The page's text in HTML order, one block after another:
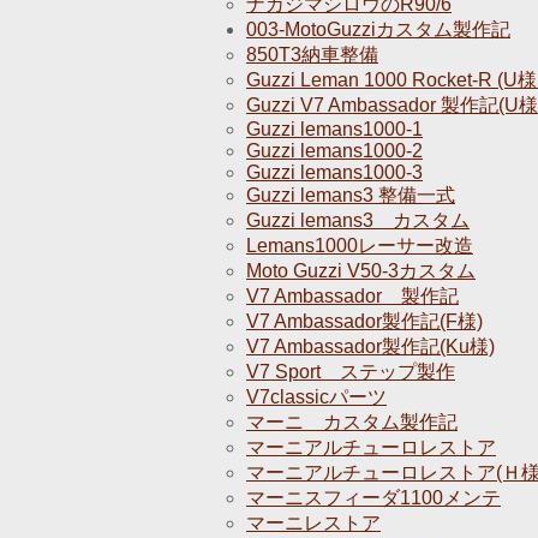
ナカジマシロウのR90/6
003-MotoGuzziカスタム製作記
850T3納車整備
Guzzi Leman 1000 Rocket-R (U様
Guzzi V7 Ambassador 製作記(U様
Guzzi lemans1000-1
Guzzi lemans1000-2
Guzzi lemans1000-3
Guzzi lemans3 整備一式
Guzzi lemans3 カスタム
Lemans1000レーサー改造
Moto Guzzi V50-3カスタム
V7 Ambassador 製作記
V7 Ambassador製作記(F様)
V7 Ambassador製作記(Ku様)
V7 Sport ステップ製作
V7classicパーツ
マーニ カスタム製作記
マーニアルチューロレストア
マーニアルチューロレストア(Ｈ
マーニスフィーダ1100メンテ
マーニレストア